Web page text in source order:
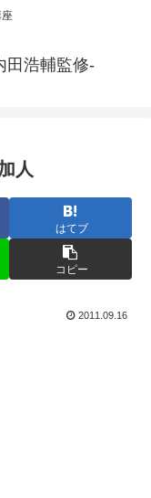
田浩輔監修-
人
はてブ
コピー
2011.09.16